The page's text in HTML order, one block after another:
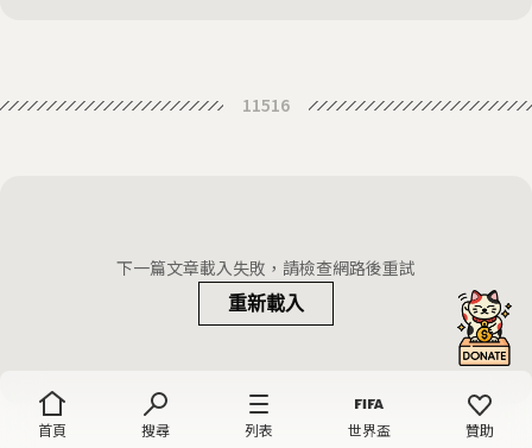
首頁 搜尋 列表 世界盃 贊助
allegation of a crime in space
Space
11516
下一篇文章載入失敗，請檢查網路後重試
重新載入